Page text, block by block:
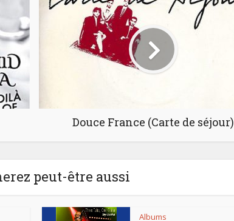
Douce France (Carte de séjour)
peut-être aussi
Albums